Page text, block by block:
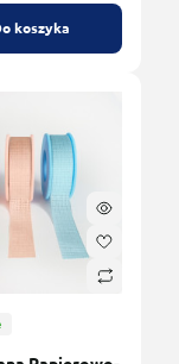
koszyka